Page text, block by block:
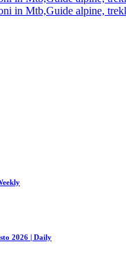
2026 | Daily